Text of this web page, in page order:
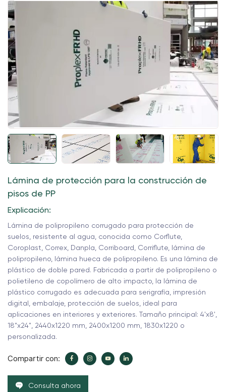
Lámina de protección para la construcción de
pisos de PP
Explicación:
Lámina de polipropileno corrugado para protección de
suelos, resistente al agua, conocida como Corflute,
Coroplast, Correx, Danpla, Corriboard, Corriflute, lámina de
polipropileno, lámina hueca de polipropileno. Es una lámina de
plástico de doble pared. Fabricada a partir de polipropileno o
polietileno de copolímero de alto impacto, la lámina de
plástico corrugado es adecuada para serigrafía, impresión
digital, embalaje, protección de suelos, ideal para
aplicaciones en interiores y exteriores. Tamaño principal: 4'x8',
18"x24", 2440x1220 mm, 2400x1200 mm, 1830x1220 o
personalizada.
Compartir con:
Consulta ahora